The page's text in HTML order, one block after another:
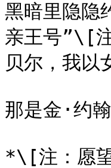
黑暗里隐隐
亲王号”\[
贝尔，我以
那是金·约翰
*\[注：愿